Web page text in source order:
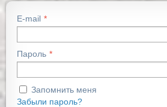
E-mail
Пароль
Запомнить меня
Забыли пароль?